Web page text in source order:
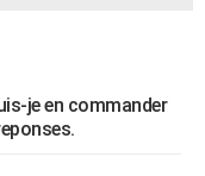
je en commander